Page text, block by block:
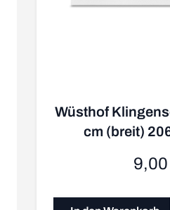
Wüsthof
cm (breit)
9,00